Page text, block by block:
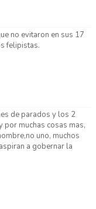
no evitaron en sus 17
felipistas.
de parados y los 2
por muchas cosas mas,
uno, muchos
a gobernar la